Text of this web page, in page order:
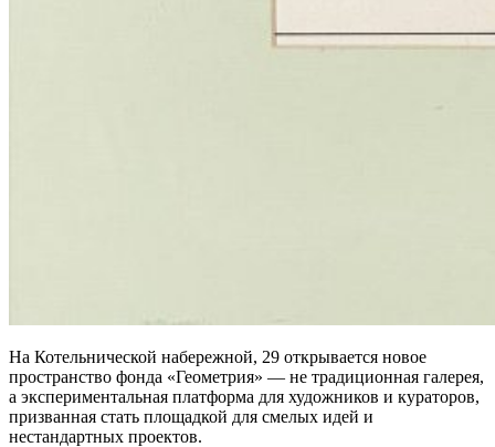
На Котельнической набережной, 29 открывается новое
пространство фонда «Геометрия» — не традиционная галерея,
а экспериментальная платформа для художников и кураторов,
призванная стать площадкой для смелых идей и
нестандартных проектов.